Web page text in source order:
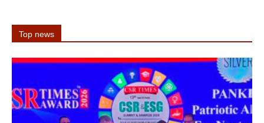
Top news